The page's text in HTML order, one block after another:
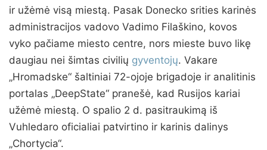
ir užėmė visą miestą. Pasak Donecko srities karinės
administracijos vadovo Vadimo Filaškino, kovos
vyko pačiame miesto centre, nors mieste buvo likę
daugiau nei šimtas civilių gyventojų. Vakare
„Hromadske“ šaltiniai 72-ojoje brigadoje ir analitinis
portalas „DeepState“ pranešė, kad Rusijos kariai
užėmė miestą. O spalio 2 d. pasitraukimą iš
Vuhledaro oficialiai patvirtino ir karinis dalinys
„Chortycia“.